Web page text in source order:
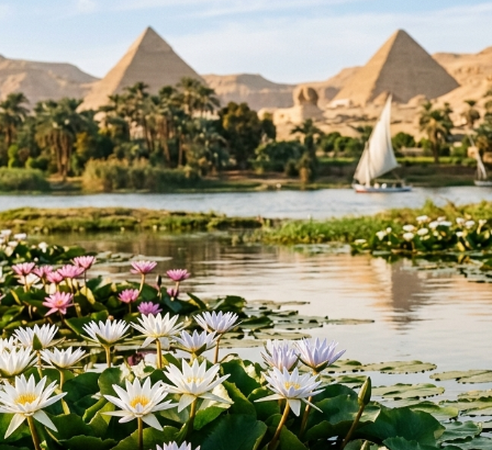
Наши контакты
+7 988 402 69 34
zakazpervotcvet@mail.ru
Часы работы: пн-вс 8:00-00:00
Заказы на доставку Принимаем
с 8.00 до 20.00
Доставка - круглосуточно
Донская улица, 27А, Сочи,
Краснодарский край
Красноармейская улица, 2/1,